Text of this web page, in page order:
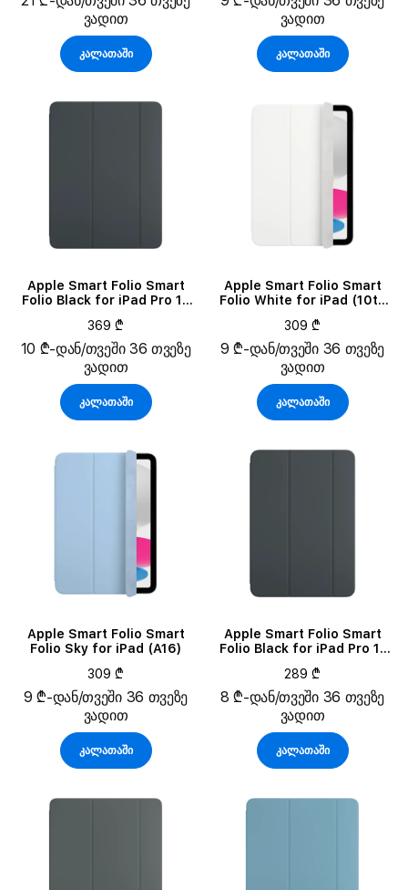
inch
ვადით
კალათაში
ვადით
კალათაში
Apple Smart Folio Smart
Folio Black for iPad Pro 13
369 ₾
10 ₾-დან/თვეში 36 თვეზე
ვადით
კალათაში
Apple Smart Folio Smart
Folio White for iPad (10th
309 ₾
9 ₾-დან/თვეში 36 თვეზე
ვადით
კალათაში
Apple Smart Folio Smart
Folio Sky for iPad (A16)
309 ₾
9 ₾-დან/თვეში 36 თვეზე
ვადით
კალათაში
Apple Smart Folio Smart
Folio Black for iPad Pro 11
289 ₾
8 ₾-დან/თვეში 36 თვეზე
ვადით
კალათაში